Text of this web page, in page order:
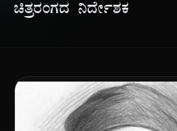
ಚಿತ್ರರಂಗದ ನಿರ್ದೇಶಕ